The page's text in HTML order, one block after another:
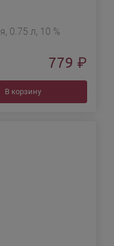
0.75 л, 10 %
779 ₽
В корзину